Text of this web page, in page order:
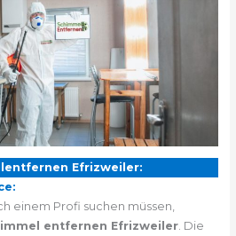
Efrizweiler:
einem Profi suchen müssen,
entfernen Efrizweiler. Die